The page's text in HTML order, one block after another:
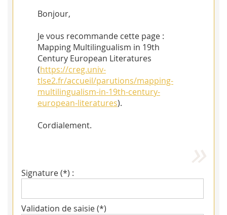
Bonjour,
Je vous recommande cette page :
Mapping Multilingualism in 19th
Century European Literatures
(https://creg.univ-
tlse2.fr/accueil/parutions/mapping-
multilingualism-in-19th-century-
european-literatures).
Cordialement.
Signature (*) :
Validation de saisie (*)